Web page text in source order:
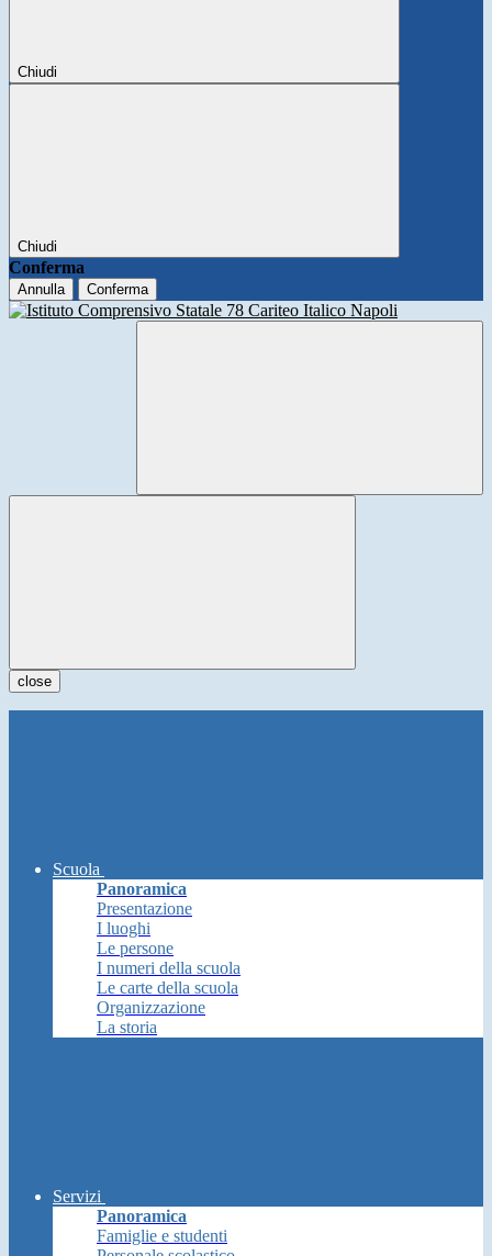
Chiudi
Chiudi
Conferma
Annulla Conferma
close
Scuola
Panoramica
Presentazione
I luoghi
Le persone
I numeri della scuola
Le carte della scuola
Organizzazione
La storia
Servizi
Panoramica
Famiglie e studenti